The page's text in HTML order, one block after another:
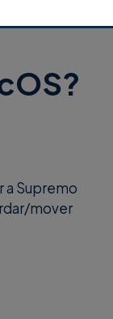
a Supremo
mover